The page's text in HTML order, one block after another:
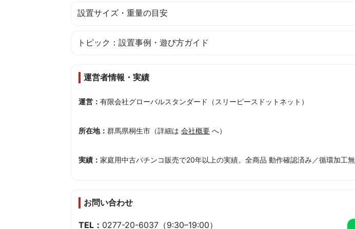
設置サイズ・重量の目安
トピック：設置事例・遊び方ガイド
運営者情報・実績
運営： 有限会社グローバルスタンダード（スリーピースドットネット）
所在地： 群馬県桐生市（詳細は 会社概要 へ）
実績： 家庭用中古パチンコ販売で20年以上の実績。全商品 動作確認済み／循環加工
お問い合わせ
TEL： 0277-20-6037 （9:30–19:00）